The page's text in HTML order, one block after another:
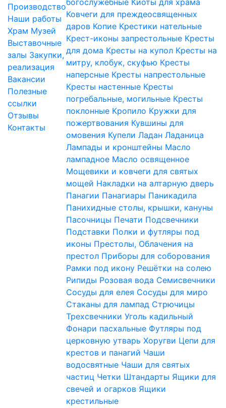
Производство
Наши работы
Храм Музей
Выставочные
залы Закупки,
реализация
Вакансии
Полезные
ссылки
Отзывы
Контакты
богослужебные Киоты для храма
Ковчеги для преждеосвященных
даров Копие Крестики нательные
Крест-иконы запрестольные Кресты
для дома Кресты на купол Кресты на
митру, клобук, скуфью Кресты
наперсные Кресты напрестольные
Кресты настенные Кресты
погребальные, могильные Кресты
поклонные Кропило Кружки для
пожертвования Кувшины для
омовения Купели Ладан Ладаница
Лампады и кронштейны Масло
лампадное Масло освященное
Мощевики и ковчеги для святых
мощей Накладки на алтарную дверь
Панагии Панагиары Паникадила
Панихидные столы, крышки, кануны
Пасочницы Печати Подсвечники
Подставки Полки и футляры под
иконы Престолы, Облачения на
престол Приборы для соборования
Рамки под икону Решётки на солею
Рипиды Розовая вода Семисвечники
Сосуды для елея Сосуды для миро
Стаканы для лампад Стрючицы
Трехсвечники Уголь кадильный
Фонари пасхальные Футляры под
церковную утварь Хоругви Цепи для
крестов и панагий Чаши
водосвятные Чаши для святых
частиц Четки Штандарты Ящики для
свечей и огарков Ящики
крестильные